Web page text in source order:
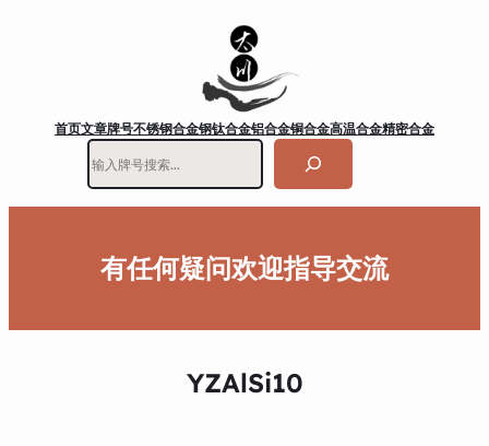
首页文章牌号不锈钢合金钢钛合金铝合金铜合金高温合金精密合金
有任何疑问欢迎指导交流
YZAlSi10